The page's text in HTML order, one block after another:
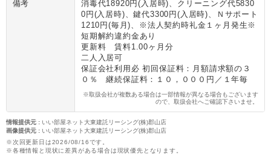
備考
消毒代18920円(入居時)、クリーニング代5830
0円(入居時)、鍵代3300円(入居時)、Ｎサポート
1210円(毎月)、※法人契約時礼金１ヶ月発生※
短期解約違約金あり
更新料 賃料1.00ヶ月分
二人入居可
保証会社利用必 初回保証料：月額請求額の３
０％ 継続保証料：１０，０００円／１年毎
※取扱会社が複数ある場合は一部情報が異なる場合もございます
ので、取扱会社へご確認下さいませ。
情報提供元 : いい部屋ネット大東建託リーシング(株)郡山店
画像提供元 : いい部屋ネット大東建託リーシング(株)郡山店
※次回更新日は2026/08/16です。
※各種情報と現状に差異がある場合は現状優先となります。